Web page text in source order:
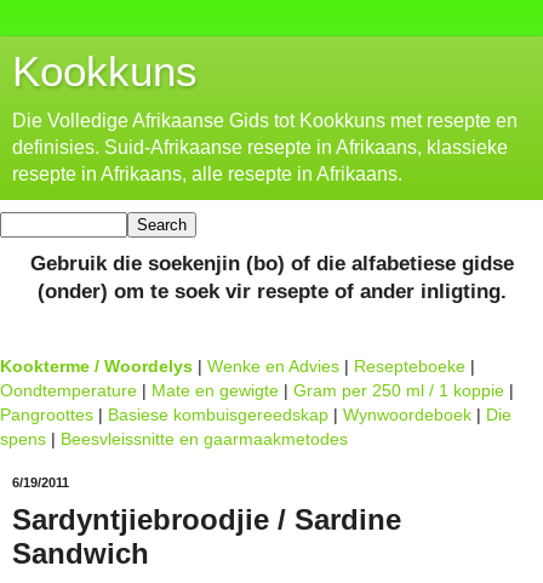
Kookkuns
Die Volledige Afrikaanse Gids tot Kookkuns met resepte en
definisies. Suid-Afrikaanse resepte in Afrikaans, klassieke
resepte in Afrikaans, alle resepte in Afrikaans.
Gebruik die soekenjin (bo) of die alfabetiese gidse
(onder) om te soek vir resepte of ander inligting.
Kookterme / Woordelys | Wenke en Advies | Resepteboeke |
Oondtemperature | Mate en gewigte | Gram per 250 ml / 1 koppie |
Pangroottes | Basiese kombuisgereedskap | Wynwoordeboek | Die
spens | Beesvleissnitte en gaarmaakmetodes
6/19/2011
Sardyntjiebroodjie / Sardine
Sandwich